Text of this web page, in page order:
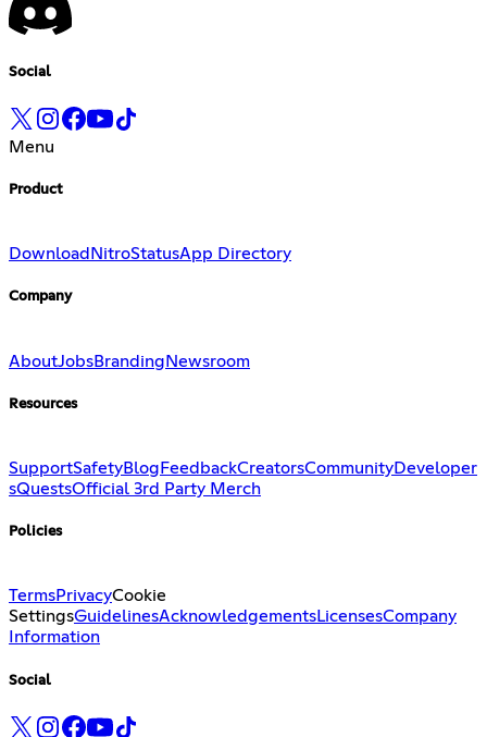
Social
Menu
Product
Download NitroStatusApp Directory
Company
AboutJobsBranding Newsroom
Resources
SupportSafetyBlog FeedbackCreatorsCommunityDeveloper
sQuestsOfficial 3rd Party Merch
Policies
TermsPrivacyCookie
SettingsGuidelinesAcknowledgementsLicensesCompany
Information
Social